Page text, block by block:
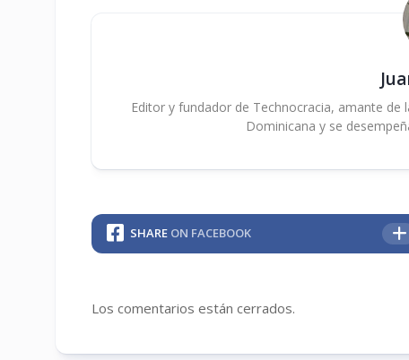
Editor y fundador de Technocracia, amante
Dominicana y se
SHARE ON FACEBOOK
Los comentarios están cerrados.